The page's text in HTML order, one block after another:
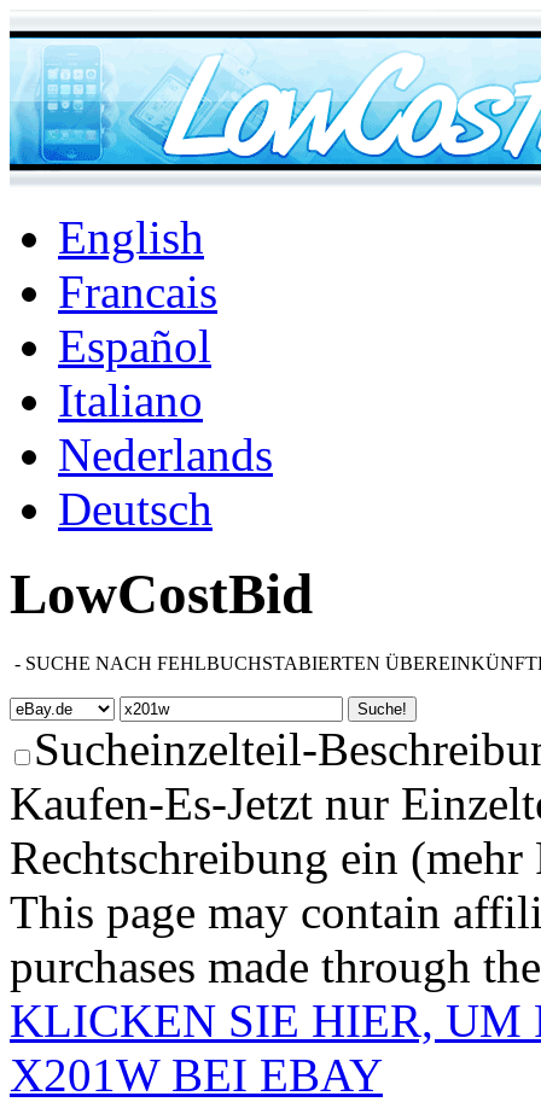
English
Francais
Español
Italiano
Nederlands
Deutsch
LowCostBid
- SUCHE NACH FEHLBUCHSTABIERTEN
Sucheinzelteil-
Kaufen-Es-Jetzt nur
Rechtschreibung ein (mehr
This page may contain
purchases made through
KLICKEN SIE HIER, UM
X201W BEI EBAY